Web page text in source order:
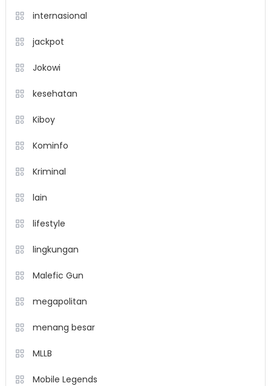
internasional
jackpot
Jokowi
kesehatan
Kiboy
Kominfo
Kriminal
lain
lifestyle
lingkungan
Malefic Gun
megapolitan
menang besar
MLLB
Mobile Legends